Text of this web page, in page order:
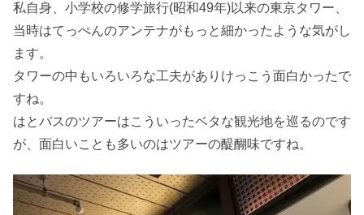
私自身、小学校の修学旅行(昭和49年)以来の東京タワー、
当時はてっぺんのアンテナがもっと細かったような気がし
ます。
タワーの中もいろいろな工夫がありけっこう面白かったで
すね。
はとバスのツアーはこういったベタな観光地を巡るのです
が、面白いことも多いのはツアーの醍醐味ですね。